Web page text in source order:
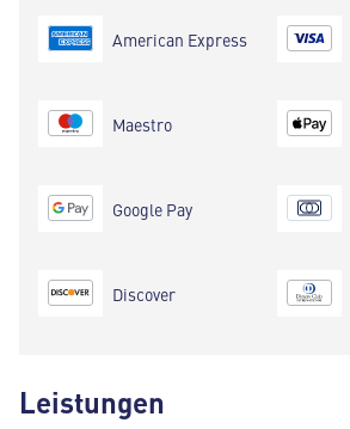
American Express
Maestro
Google Pay
Discover
Leistungen